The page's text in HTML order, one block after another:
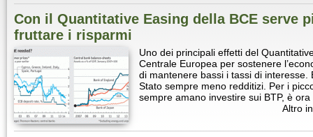
Con il Quantitative Easing della BCE serve
fruttare i risparmi
Uno dei principali effetti del
Centrale Europea per sostenere
di mantenere bassi i tassi di interesse.
Stato sempre meno redditizi. Per i
sempre amano investire sui BTP, è
Altro